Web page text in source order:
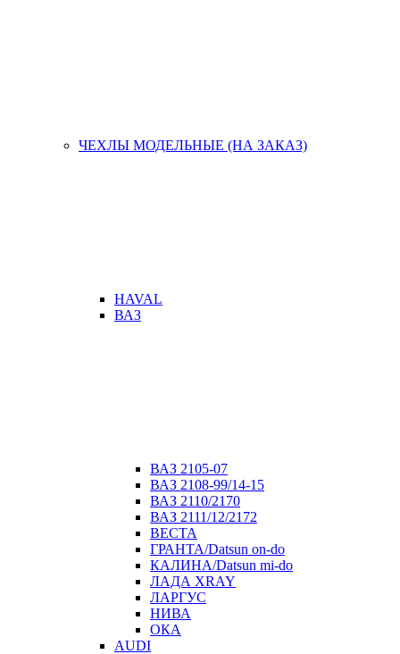
ЧЕХЛЫ МОДЕЛЬНЫЕ (НА ЗАКАЗ)
HAVAL
ВАЗ
ВАЗ 2105-07
ВАЗ 2108-99/14-15
ВАЗ 2110/2170
ВАЗ 2111/12/2172
ВЕСТА
ГРАНТА/Datsun on-do
КАЛИНА/Datsun mi-do
ЛАДА XRAY
ЛАРГУС
НИВА
ОКА
AUDI